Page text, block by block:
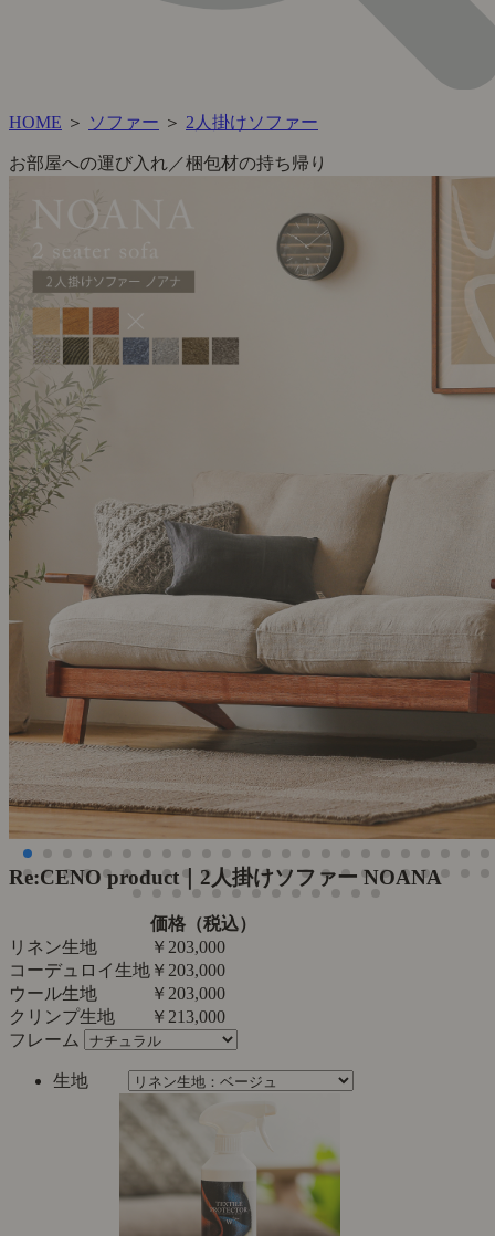
HOME ＞ ソファー ＞ 2人掛けソファー
お部屋への運び入れ／梱包材の持ち帰り
Re:CENO product｜2人掛けソファー NOANA
価格（税込）
リネン生地
￥203,000
コーデュロイ生地 ￥203,000
ウール生地
￥203,000
クリンプ生地
￥213,000